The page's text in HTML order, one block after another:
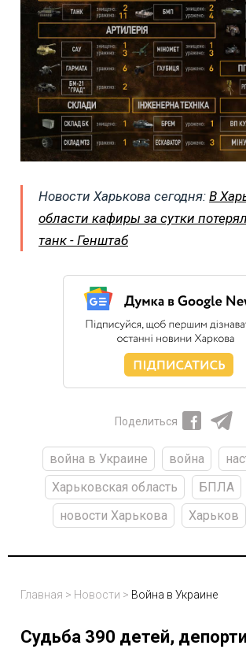
Новости Харькова сегодня: В
области кафиры за сутки
танк - Генштаб
Поделиться
война в Украине война
Харьковская область
БПЛА
новости Харькова
Харьков
Главная > Новости > Война в Украине
Судьба 390 детей,